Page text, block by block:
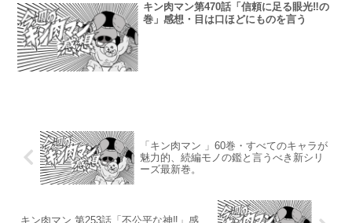
キン肉マン第470話「信頼に足る眼光‼︎の
巻」感想・目は口ほどにものを言う
「キン肉マン 」60巻・すべてのキャラが
魅力的、続編モノの鑑と言うべき新シリ
ーズ最新巻。
キン肉マン 第253話「不公平な神‼︎」感